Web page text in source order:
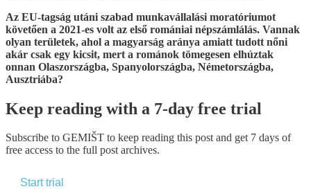
Az EU-tagság utáni szabad munkavállalási moratóriumot
követően a 2021-es volt az első romániai népszámlálás. Vannak
olyan területek, ahol a magyarság aránya amiatt tudott nőni
akár csak egy kicsit, mert a románok tömegesen elhúztak
onnan Olaszországba, Spanyolországba, Németországba,
Ausztriába?
Keep reading with a 7-day free trial
Subscribe to GEMIŠT to keep reading this post and get 7 days of
free access to the full post archives.
Start trial